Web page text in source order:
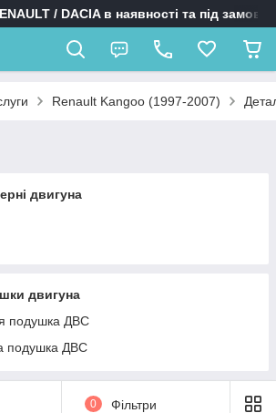
/ DACIA в наявності та під
Renault Kangoo (1997-2007)
двигуна
двигуна
подушка ДВС
подушка ДВС
0 Фільтри